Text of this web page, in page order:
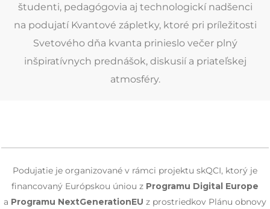
študenti, pedagógovia aj technologickí nadšenci
na podujatí Kvantové zápletky, ktoré pri príležitosti
Svetového dňa kvanta prinieslo večer plný
inšpiratívnych prednášok, diskusií a priateľskej
atmosféry.
Podujatie je organizované v rámci projektu skQCI, ktorý je
financovaný Európskou úniou z Programu Digital Europe
a Programu NextGenerationEU z prostriedkov Plánu obnovy